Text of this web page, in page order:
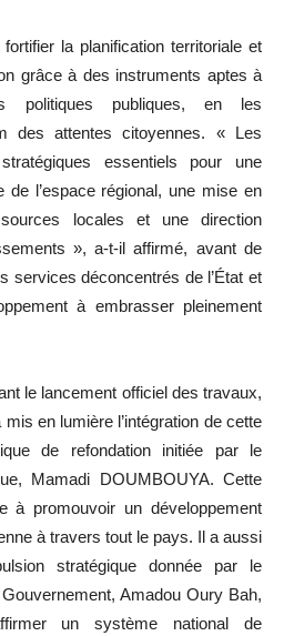
la planification territoriale et
grâce à des instruments aptes à
politiques publiques, en les
des attentes citoyennes. « Les
essentiels pour une
de l’espace régional, une mise en
locales et une direction
», a-t-il affirmé, avant de
services déconcentrés de l’État et
à embrasser pleinement
le lancement officiel des travaux,
en lumière l’intégration de cette
de refondation initiée par le
Mamadi DOUMBOUYA. Cette
à promouvoir un développement
à travers tout le pays. Il a aussi
stratégique donnée par le
Amadou Oury Bah,
un système national de